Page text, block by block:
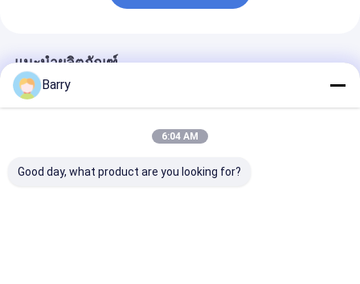
แนะนำผลิตภัณฑ์
Barry
6:04 AM
Good day, what product are you looking for?